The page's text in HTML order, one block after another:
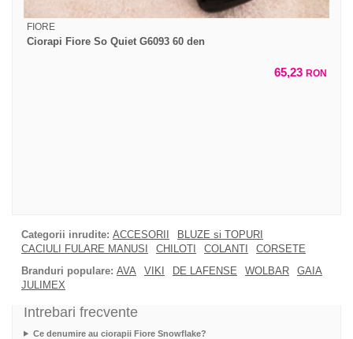
FIORE
Ciorapi Fiore So Quiet G6093 60 den
65,23 RON
Categorii inrudite: ACCESORII
BLUZE si TOPURI
CACIULI FULARE MANUSI
CHILOTI COLANTI
CORSETE
Branduri populare: AVA VIKI DE LAFENSE WOLBAR
GAIA
JULIMEX
Intrebari frecvente
Ce denumire au ciorapii Fiore Snowflake?